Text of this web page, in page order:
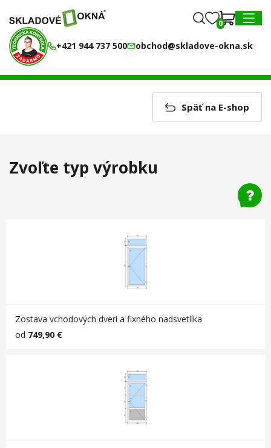
0
+421 944 737 500 obchod@skladove-okna.sk
0
Späť na E-shop
Zvoľte typ výrobku
Zostava vchodových dverí a fixného nadsvetlíka
od 749,90 €